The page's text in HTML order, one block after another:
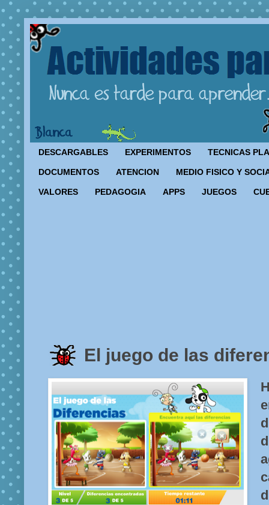
DESCARGABLES EXPERIMENTOS TECNICAS
DOCUMENTOS ATENCION MEDIO FISICO Y
VALORES PEDAGOGIA APPS JUEGOS
El juego de las